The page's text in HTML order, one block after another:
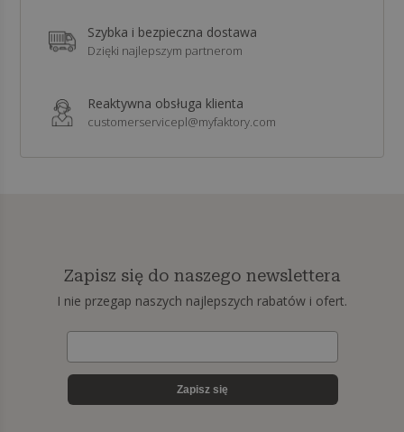
Szybka i bezpieczna dostawa
Dzięki najlepszym partnerom
Reaktywna obsługa klienta
customerservicepl@myfaktory.com
Zapisz się do naszego newslettera
I nie przegap naszych najlepszych rabatów i ofert.
Zapisz się